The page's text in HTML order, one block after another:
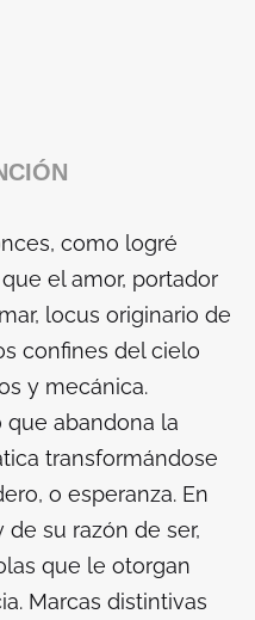
como logré
el amor, portador
locus originario de
confines del cielo
y mecánica.
abandona la
transformándose
o esperanza. En
de su razón de ser,
que le otorgan
Marcas distintivas